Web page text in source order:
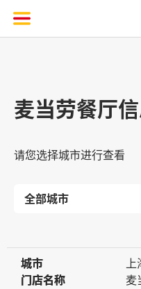
麦当劳餐厅
请您选择城市进行查看
城市
城市
上
门店名称
门店名称
麦